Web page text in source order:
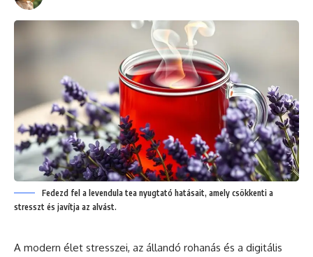
Fedezd fel a levendula tea nyugtató hatásait, amely csökkenti a
stresszt és javítja az alvást.
A modern élet stresszei, az állandó rohanás és a digitális